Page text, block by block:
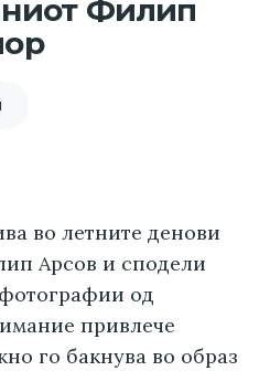
Филип
во летните денови
Арсов и сподели
од
привлече
го бакнува во образ